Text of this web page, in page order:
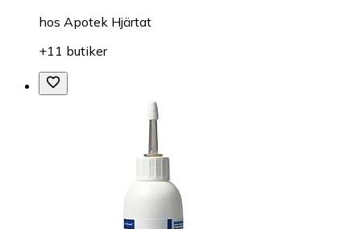
hos Apotek Hjärtat
+11 butiker